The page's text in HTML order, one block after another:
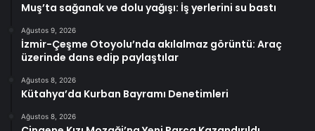
Muş’ta sağanak ve dolu yağışı: İş yerlerini su bastı
Ağustos 9, 2026
İzmir-Çeşme Otoyolu’nda akılalmaz görüntü: Araç
üzerinde dans edip paylaştılar
Ağustos 8, 2026
Kütahya’da Kurban Bayramı Denetimleri
Ağustos 8, 2026